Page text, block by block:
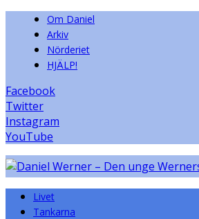
Om Daniel
Arkiv
Nörderiet
HJÄLP!
Facebook
Twitter
Instagram
YouTube
Livet
Tankarna